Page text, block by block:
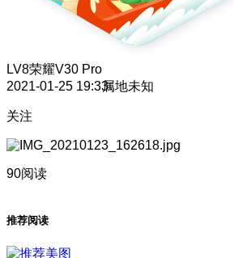
LV8荣耀V30 Pro
2021-01-25 19:33属地未知
关注
90阅读
推荐阅读